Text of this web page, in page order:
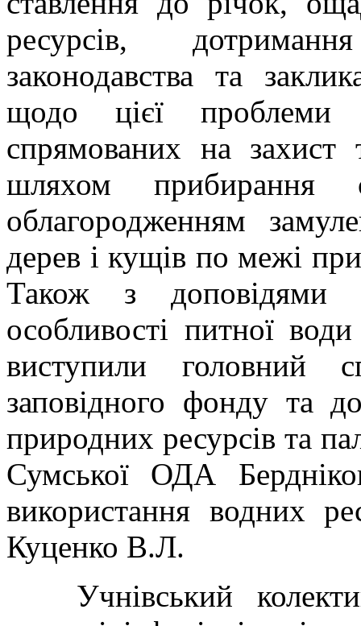
ресурсів,
законодавства та
щодо цієї проблеми
спрямованих на захист
шляхом прибирання
облагородженням
дерев і кущів по межі
Також з доповідями
особливості питної
виступили головний
заповідного фонду та
природних ресурсів та
Сумської ОДА
використання водних
Куценко В.Л.
Учнівський